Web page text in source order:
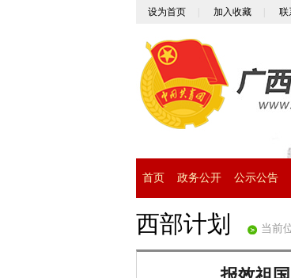
设为首页 加入收藏 联
首页 政务公开 公示公告
西部计划 当前